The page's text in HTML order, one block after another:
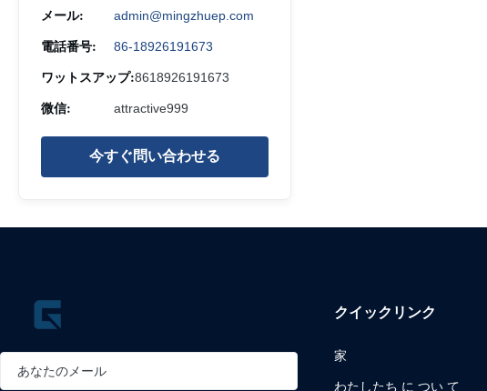
メール: admin@mingzhuep.com
電話番号: 86-18926191673
ワットスアップ:8618926191673
微信: attractive999
今すぐ問い合わせる
クイックリンク
家
わたしたち に つい て